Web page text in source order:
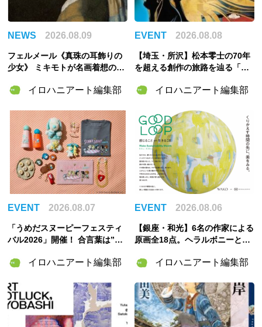
NEWS 2026.08.09
フェルメール《真珠の耳飾りの
少女》 ミキモトが名画着想の特
イロハニアート編集部
EVENT 2026.08.08
【埼玉・所沢】松本零士の70年
を超える創作の旅路を辿る「松
ジアムで開催決定！
イロハニアート編集部
EVENT 2026.08.07
「うめだスヌーピーフェスティ
バル2026」開催！ 合言葉は”明
特別な2週間
イロハニアート編集部
EVENT 2026.08.06
【銀座・和光】6名の作家による
原画全18点。ヘラルボニーとの
6」8月6日開催
イロハニアート編集部